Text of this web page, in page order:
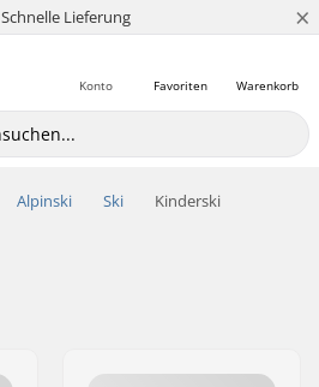
Schnelle Lieferung
5+ Mio. Kunden ×
Warenkorb
Favoriten
Konto
Alpinski Ski Kinderski